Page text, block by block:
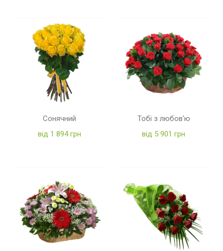
Сонячний
від 1 894 грн
Тобі з любов'ю
від 5 901 грн